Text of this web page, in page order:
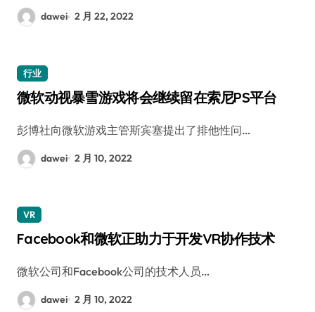
dawei 2 月 22, 2022
行业
微软动视暴雪游戏将会继续留在索尼PS平台
彭博社向微软游戏主管斯宾塞提出了排他性问…
dawei 2 月 10, 2022
VR
Facebook和微软正助力于开发VR协作技术
微软公司和Facebook公司的技术人员…
dawei 2 月 10, 2022